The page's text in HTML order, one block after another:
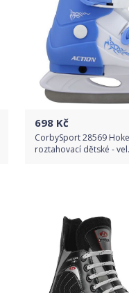
698 Kč
CorbySport 28569
roztahovací dětské -
Detail